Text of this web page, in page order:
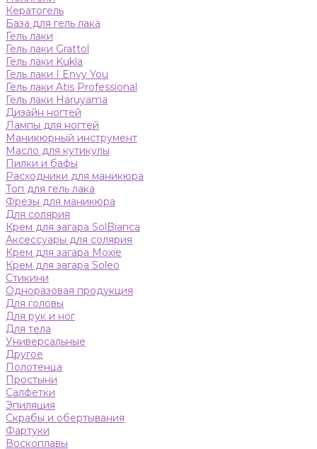
Кератогель
База для гель лака
Гель лаки
Гель лаки Grattol
Гель лаки Kukla
Гель лаки I Envy You
Гель лаки Atis Professional
Гель лаки Haruyama
Дизайн ногтей
Лампы для ногтей
Маникюрный инструмент
Масло для кутикулы
Пилки и бафы
Расходники для маникюра
Топ для гель лака
Фрезы для маникюра
Для солярия
Крем для загара SolBianca
Аксессуары для солярия
Крем для загара Moxie
Крем для загара Soleo
Стикини
Одноразовая продукция
Для головы
Для рук и ног
Для тела
Универсальные
Другое
Полотенца
Простыни
Салфетки
Эпиляция
Скрабы и обертывания
Фартуки
Воскоплавы